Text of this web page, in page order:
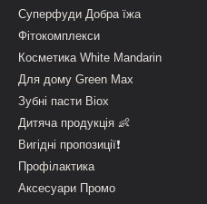
Суперфуди Добра їжа
Фітокомплекси
Косметика White Mandarin
Для дому Green Max
Зубні пасти Biox
Дитяча продукція 👶
Вигідні пропозиції❗
Профілактика
Аксесуари Промо